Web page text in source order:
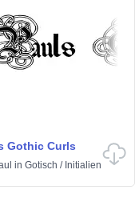
Gothic Curls
in Gotisch / Initialien